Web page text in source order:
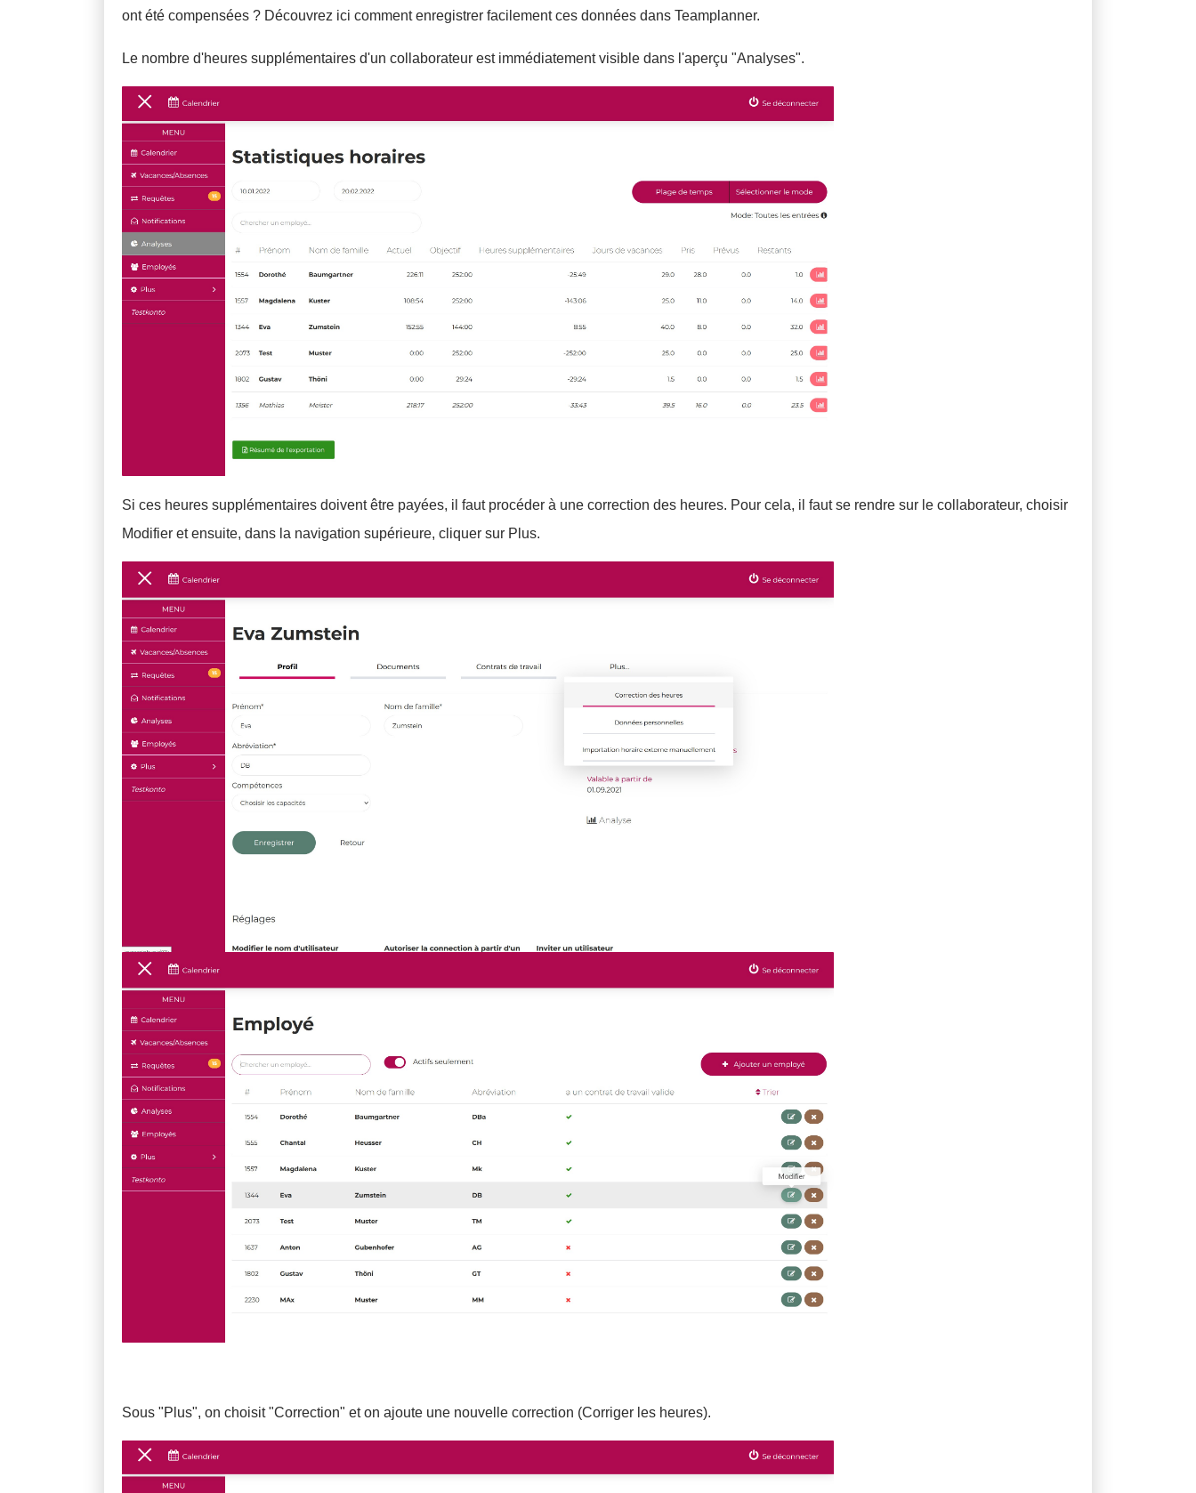
ont été compensées ? Découvrez ici comment enregistrer facilement ces données dans Teamplanner.
Le nombre d'heures supplémentaires d'un collaborateur est immédiatement visible dans l'aperçu "Analyses".
Si ces heures supplémentaires doivent être payées, il faut procéder à une correction des heures. Pour cela, il faut se rendre sur le collaborateur, choisir
Modifier et ensuite, dans la navigation supérieure, cliquer sur Plus.
Sous "Plus", on choisit "Correction" et on ajoute une nouvelle correction (Corriger les heures).